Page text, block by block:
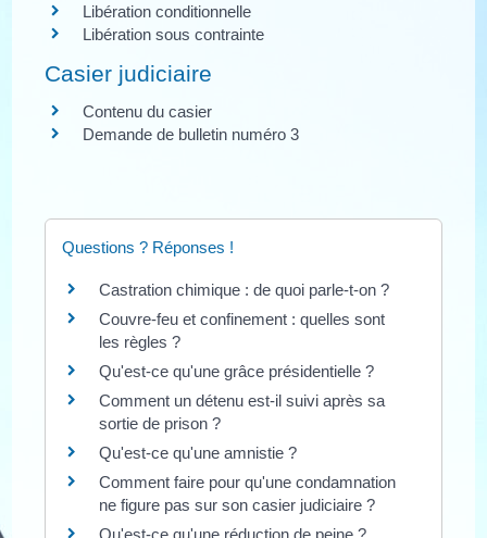
Libération conditionnelle
Libération sous contrainte
Casier judiciaire
Contenu du casier
Demande de bulletin numéro 3
Questions ? Réponses !
Castration chimique : de quoi parle-t-on ?
Couvre-feu et confinement : quelles sont
les règles ?
Qu'est-ce qu'une grâce présidentielle ?
Comment un détenu est-il suivi après sa
sortie de prison ?
Qu'est-ce qu'une amnistie ?
Comment faire pour qu'une condamnation
ne figure pas sur son casier judiciaire ?
Qu'est-ce qu'une réduction de peine ?